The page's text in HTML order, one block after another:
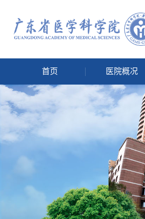
首页 医院概况